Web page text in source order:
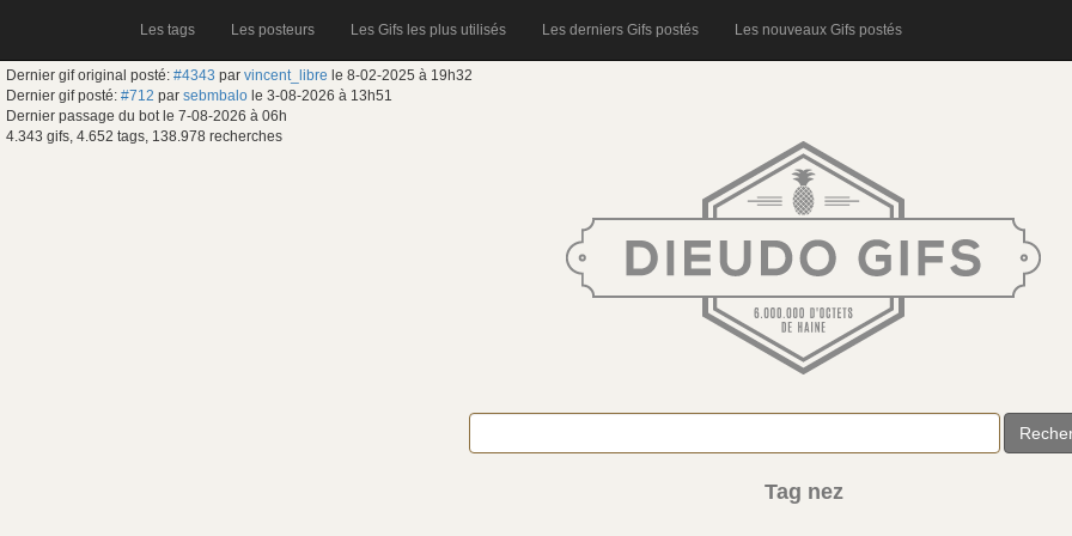
Les tags Les posteurs Les Gifs les plus utilisés Les derniers Gifs postés Les nouveaux Gifs postés
Dernier gif original posté: #4343 par vincent_libre le 8-02-2025 à 19h32
Dernier gif posté: #712 par sebmbalo le 3-08-2026 à 13h51
Dernier passage du bot le 7-08-2026 à 06h
4.343 gifs, 4.652 tags, 138.978 recherches
Tag nez